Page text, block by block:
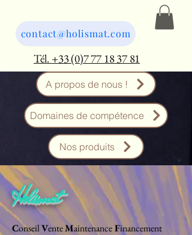
contact@holismat.com
Tél. +33 (0)7 77 18 37 81
A propos de nous !
Domaines de compétence
Nos produits
Holismat
ConseilVenteMaintenanceFinancement